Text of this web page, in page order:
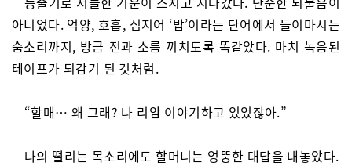
아니었다. 억양, 호흡, 심지어 ‘밥’이라는 단어에서 들이마시는
숨소리까지, 방금 전과 소름 끼치도록 똑같았다. 마치 녹음된
테이프가 되감기 된 것처럼.
“할매… 왜 그래? 나 리암 이야기하고 있었잖아.”
나의 떨리는 목소리에도 할머니는 엉뚱한 대답을 내놓았다.